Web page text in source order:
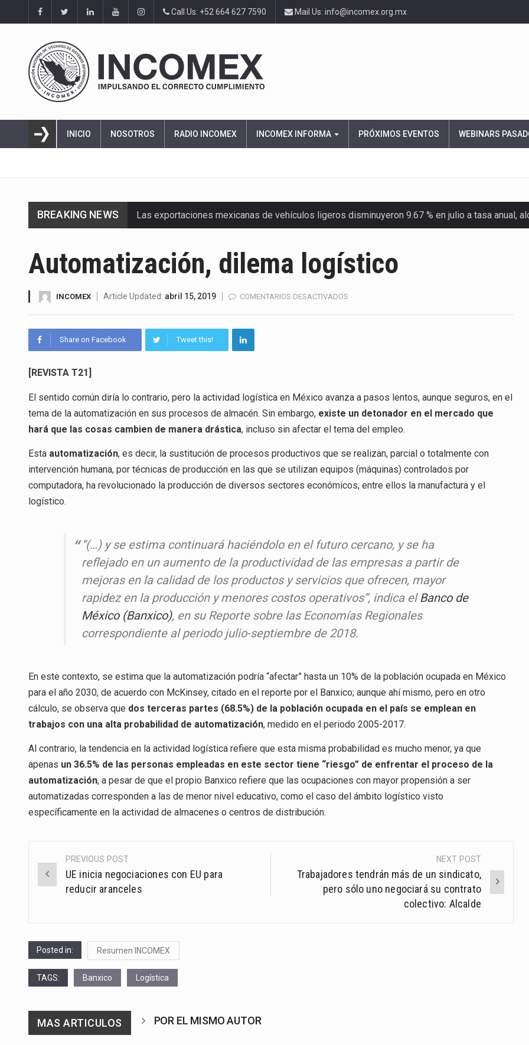
Call Us: +52 664 627 7590 Mail Us: info@incomex.org.mx
INICIO NOSOTROS RADIO INCOMEX INCOMEX INFORMA PRÓXIMOS EVENTOS WEBINARS
BREAKING NEWS Las exportaciones mexicanas de vehículos ligeros disminuyeron 9.67 % en julio a tasa anual,
La Coalition for a Prosperous America (CPA) solicitó al gobierno de Estados Unidos mantener
Solo el 17.8 % de las empresas en México se considera totalmente preparada para la…
Los créditos fiscales determinados a empresas IMMEX rara vez nacen de una interpretación
La inversión fija bruta en México registró un aumento de 1.1% interanual en mayo de…
El gobierno de Estados Unidos anunciará un arancel del 15 % sobre los productos fabricados…
El Departamento de Agricultura de Estados Unidos (USDA) suspendió el 5 de agosto de 2026…
Automatización, dilema logístico
INCOMEX Article Updated: abril 15, 2019 COMENTARIOS DESACTIVADOS
Share on Facebook Tweet this!
[REVISTA T21]
El sentido común diría lo contrario, pero la actividad logística en México avanza a pasos lentos, aunque seguros, en el
tema de la automatización en sus procesos de almacén. Sin embargo, existe un detonador en el mercado que
hará que las cosas cambien de manera drástica, incluso sin afectar el tema del empleo.
Esta automatización, es decir, la sustitución de procesos productivos que se realizan, parcial o totalmente con
intervención humana, por técnicas de producción en las que se utilizan equipos (máquinas) controlados por
computadora, ha revolucionado la producción de diversos sectores económicos, entre ellos la manufactura y el
logístico.
“(…) y se estima continuará haciéndolo en el futuro cercano, y se ha
reflejado en un aumento de la productividad de las empresas a partir de
mejoras en la calidad de los productos y servicios que ofrecen, mayor
rapidez en la producción y menores costos operativos”, indica elBanco de
México (Banxico), en su Reporte sobre las Economías Regionales
correspondiente al periodo julio-septiembre de 2018.
En este contexto, se estima que la automatización podría “afectar” hasta un 10% de la población ocupada en México
para el año 2030, de acuerdo con McKinsey, citado en el reporte por el Banxico; aunque ahí mismo, pero en otro
cálculo, se observa que dos terceras partes (68.5%) de la población ocupada en el país se emplean en
trabajos con una alta probabilidad de automatización, medido en el periodo 2005-2017.
Al contrario, la tendencia en la actividad logística refiere que esta misma probabilidad es mucho menor, ya que
apenas un 36.5% de las personas empleadas en este sector tiene “riesgo” de enfrentar el proceso de la
automatización, a pesar de que el propio Banxico refiere que las ocupaciones con mayor propensión a ser
automatizadas corresponden a las de menor nivel educativo, como el caso del ámbito logístico visto
específicamente en la actividad de almacenes o centros de distribución.
Post
navigation
PREVIOUS POST
UE inicia negociaciones con EU para
reducir aranceles
NEXT POST
Trabajadores tendrán más de un sindicato,
pero sólo uno negociará su contrato
colectivo: Alcalde
Posted in: Resumen INCOMEX
TAGS: Banxico Logística
MAS ARTICULOS POR EL MISMO AUTOR